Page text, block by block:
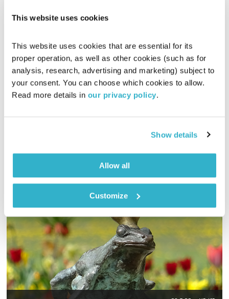
This website uses cookies
This website uses cookies that are essential for its
proper operation, as well as other cookies (such as for
analysis, research, advertising and marketing) subject to
your consent. You can choose which cookies to allow.
Read more details in our privacy policy.
Show details
Allow all
Customize
מנועים קדימה
גלית גורא-עיני
05.04.22
01:00:27
כל יום בדרך הביתה – שעה של מוזיקה מעולה בעריכתה ובהגשתה